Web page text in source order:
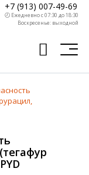
+7 (913) 007-49-69
🕗 Ежедневно с 07:30 до 18:30
Воскресенье: выходной